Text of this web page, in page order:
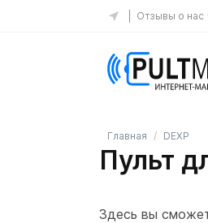
Отзывы о нас
Главная DEXP
Пульт
Здесь вы